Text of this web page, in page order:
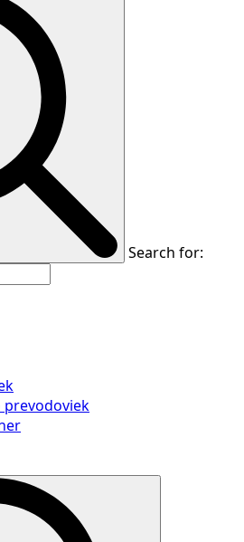
Search for:
prevodoviek